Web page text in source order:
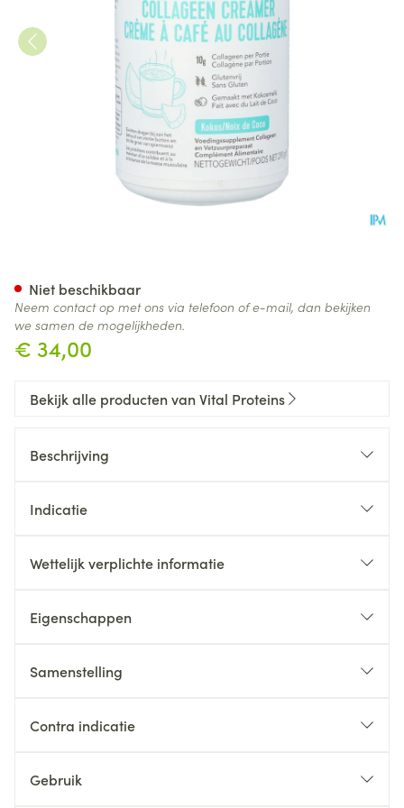
€ 34,00
Niet beschikbaar
Neem contact op met ons via telefoon of e-mail, dan bekijken
we samen de mogelijkheden.
Bekijk alle producten van Vital Proteins
Beschrijving
Indicatie
Wettelijk verplichte informatie
Eigenschappen
Samenstelling
Contra indicatie
Gebruik